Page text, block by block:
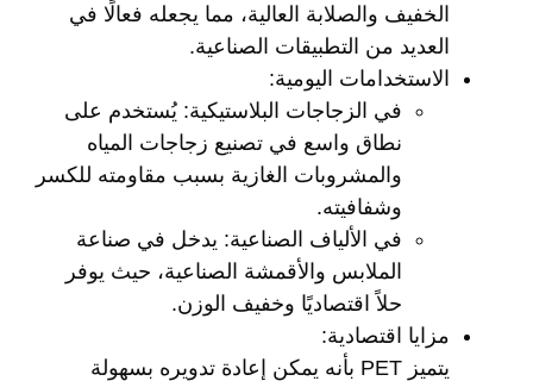
الخفيف والصلابة العالية، مما يجعله فعالًا في
العديد من التطبيقات الصناعية.
الاستخدامات اليومية:
في الزجاجات البلاستيكية: يُستخدم على
نطاق واسع في تصنيع زجاجات المياه
والمشروبات الغازية بسبب مقاومته للكسر
وشفافيته.
في الألياف الصناعية: يدخل في صناعة
الملابس والأقمشة الصناعية، حيث يوفر
حلاً اقتصاديًا وخفيف الوزن.
مزايا اقتصادية:
يتميز PET بأنه يمكن إعادة تدويره بسهولة